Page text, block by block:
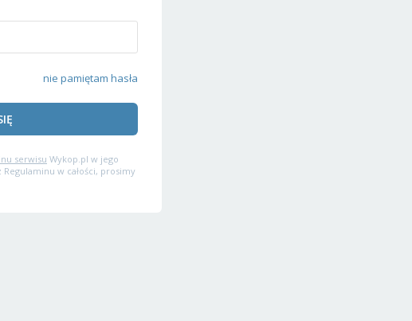
nie pamiętam hasła
serwisu Wykop.pl w jego
w całości, prosimy